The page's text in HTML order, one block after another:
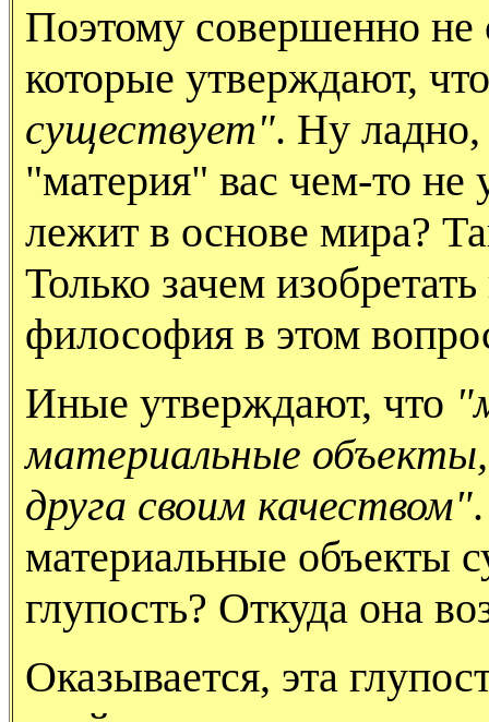
Поэтому совершенно не
которые утверждают,
существует". Ну
"материя" вас чем-то не
лежит в основе мира?
Только зачем
философия в этом
Иные утверждают, что
материальные
друга своим качеством"
материальные объекты
глупость? Откуда она
Оказывается, эта